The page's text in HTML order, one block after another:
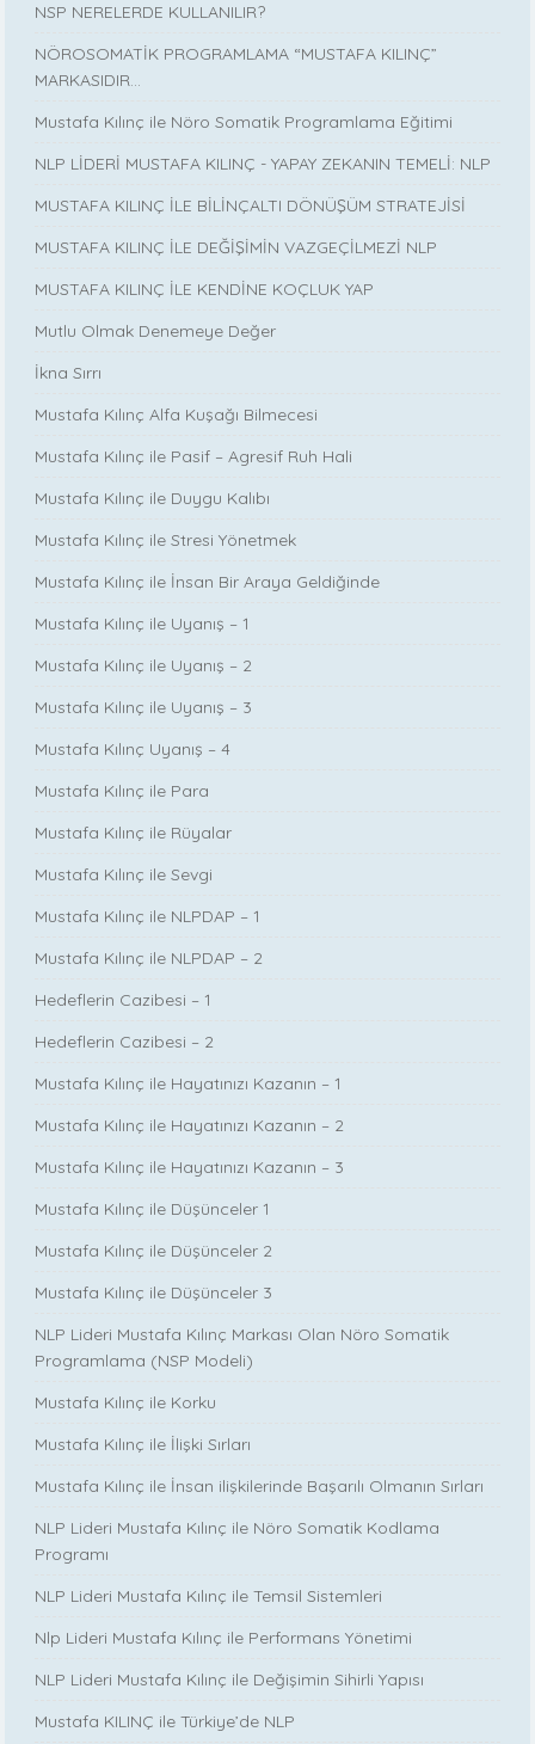
NSP NERELERDE KULLANILIR?
NÖROSOMATİK PROGRAMLAMA “MUSTAFA KILINÇ”
MARKASIDIR…
Mustafa Kılınç ile Nöro Somatik Programlama Eğitimi
NLP LİDERİ MUSTAFA KILINÇ - YAPAY ZEKANIN TEMELİ: NLP
MUSTAFA KILINÇ İLE BİLİNÇALTI DÖNÜŞÜM STRATEJİSİ
MUSTAFA KILINÇ İLE DEĞİŞİMİN VAZGEÇİLMEZİ NLP
MUSTAFA KILINÇ İLE KENDİNE KOÇLUK YAP
Mutlu Olmak Denemeye Değer
İkna Sırrı
Mustafa Kılınç Alfa Kuşağı Bilmecesi
Mustafa Kılınç ile Pasif – Agresif Ruh Hali
Mustafa Kılınç ile Duygu Kalıbı
Mustafa Kılınç ile Stresi Yönetmek
Mustafa Kılınç ile İnsan Bir Araya Geldiğinde
Mustafa Kılınç ile Uyanış – 1
Mustafa Kılınç ile Uyanış – 2
Mustafa Kılınç ile Uyanış – 3
Mustafa Kılınç Uyanış – 4
Mustafa Kılınç ile Para
Mustafa Kılınç ile Rüyalar
Mustafa Kılınç ile Sevgi
Mustafa Kılınç ile NLPDAP – 1
Mustafa Kılınç ile NLPDAP – 2
Hedeflerin Cazibesi – 1
Hedeflerin Cazibesi – 2
Mustafa Kılınç ile Hayatınızı Kazanın – 1
Mustafa Kılınç ile Hayatınızı Kazanın – 2
Mustafa Kılınç ile Hayatınızı Kazanın – 3
Mustafa Kılınç ile Düşünceler 1
Mustafa Kılınç ile Düşünceler 2
Mustafa Kılınç ile Düşünceler 3
NLP Lideri Mustafa Kılınç Markası Olan Nöro Somatik
Programlama (NSP Modeli)
Mustafa Kılınç ile Korku
Mustafa Kılınç ile İlişki Sırları
Mustafa Kılınç ile İnsan ilişkilerinde Başarılı Olmanın Sırları
NLP Lideri Mustafa Kılınç ile Nöro Somatik Kodlama
Programı
NLP Lideri Mustafa Kılınç ile Temsil Sistemleri
Nlp Lideri Mustafa Kılınç ile Performans Yönetimi
NLP Lideri Mustafa Kılınç ile Değişimin Sihirli Yapısı
Mustafa KILINÇ ile Türkiye’de NLP